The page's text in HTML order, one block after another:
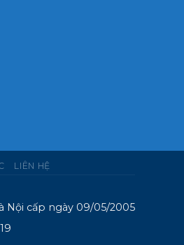
LIÊN HỆ
Nội cấp ngày 09/05/2005